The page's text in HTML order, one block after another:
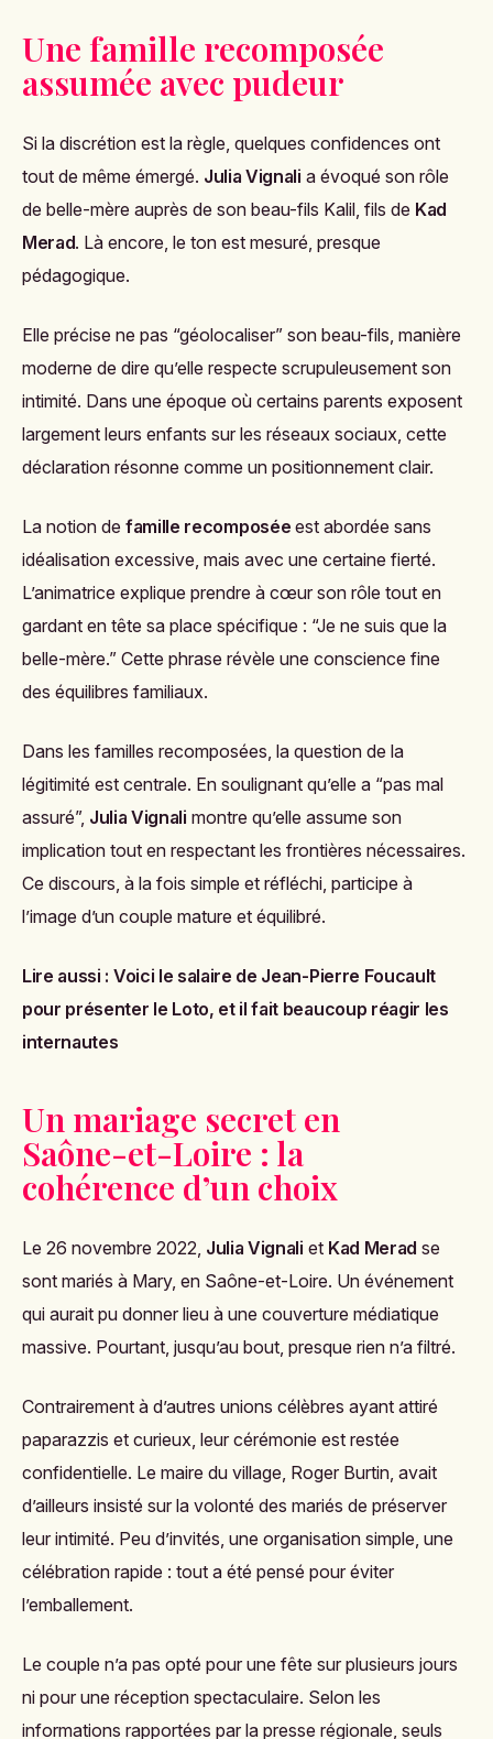
Une famille recomposée
assumée avec pudeur
Si la discrétion est la règle, quelques confidences ont
tout de même émergé. Julia Vignali a évoqué son rôle
de belle-mère auprès de son beau-fils Kalil, fils de Kad
Merad. Là encore, le ton est mesuré, presque
pédagogique.
Elle précise ne pas “géolocaliser” son beau-fils, manière
moderne de dire qu’elle respecte scrupuleusement son
intimité. Dans une époque où certains parents exposent
largement leurs enfants sur les réseaux sociaux, cette
déclaration résonne comme un positionnement clair.
La notion de famille recomposée est abordée sans
idéalisation excessive, mais avec une certaine fierté.
L’animatrice explique prendre à cœur son rôle tout en
gardant en tête sa place spécifique : “Je ne suis que la
belle-mère.” Cette phrase révèle une conscience fine
des équilibres familiaux.
Dans les familles recomposées, la question de la
légitimité est centrale. En soulignant qu’elle a “pas mal
assuré”, Julia Vignali montre qu’elle assume son
implication tout en respectant les frontières nécessaires.
Ce discours, à la fois simple et réfléchi, participe à
l’image d’un couple mature et équilibré.
Lire aussi : Voici le salaire de Jean-Pierre Foucault
pour présenter le Loto, et il fait beaucoup réagir les
internautes
Un mariage secret en
Saône-et-Loire : la
cohérence d’un choix
Le 26 novembre 2022, Julia Vignali et Kad Merad se
sont mariés à Mary, en Saône-et-Loire. Un événement
qui aurait pu donner lieu à une couverture médiatique
massive. Pourtant, jusqu’au bout, presque rien n’a filtré.
Contrairement à d’autres unions célèbres ayant attiré
paparazzis et curieux, leur cérémonie est restée
confidentielle. Le maire du village, Roger Burtin, avait
d’ailleurs insisté sur la volonté des mariés de préserver
leur intimité. Peu d’invités, une organisation simple, une
célébration rapide : tout a été pensé pour éviter
l’emballement.
Le couple n’a pas opté pour une fête sur plusieurs jours
ni pour une réception spectaculaire. Selon les
informations rapportées par la presse régionale, seuls